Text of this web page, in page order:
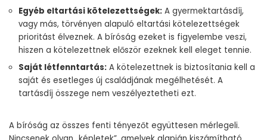
Egyéb eltartási kötelezettségek: A gyermektartásdíj,
vagy más, törvényen alapuló eltartási kötelezettségek
prioritást élveznek. A bíróság ezeket is figyelembe veszi,
hiszen a kötelezettnek először ezeknek kell eleget tennie.
Saját létfenntartás: A kötelezettnek is biztosítania kell a
saját és esetleges új családjának megélhetését. A
tartásdíj összege nem veszélyeztetheti ezt.
A bíróság az összes fenti tényezőt együttesen mérlegeli.